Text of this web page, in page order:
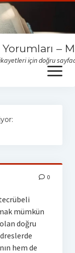
–
için doğru
open
menu
0
mümkün
doğru
hem de